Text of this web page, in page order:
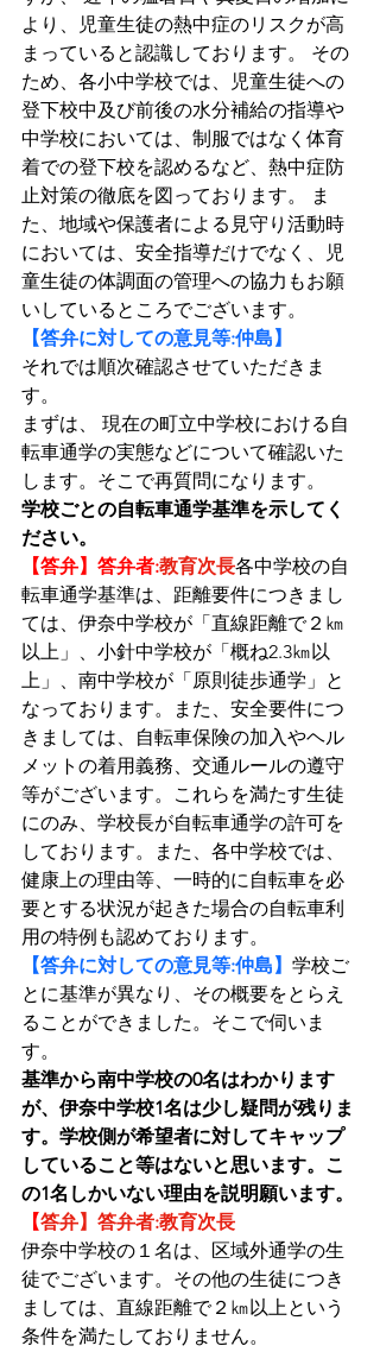
より、児童生徒の熱中症のリスクが高
まっていると認識しております。 その
ため、各小中学校では、児童生徒への
登下校中及び前後の水分補給の指導や
中学校においては、制服ではなく体育
着での登下校を認めるなど、熱中症防
止対策の徹底を図っております。 ま
た、地域や保護者による見守り活動時
においては、安全指導だけでなく、児
童生徒の体調面の管理への協力もお願
いしているところでございます。
【答弁に対しての意見等:仲島】
それでは順次確認させていただきま
す。
まずは、 現在の町立中学校における自
転車通学の実態などについて確認いた
します。そこで再質問になります。
学校ごとの自転車通学基準を示してく
ださい。
【答弁】答弁者:教育次長各中学校の自
転車通学基準は、距離要件につきまし
ては、伊奈中学校が「直線距離で２㎞
以上」、小針中学校が「概ね2.3㎞以
上」、南中学校が「原則徒歩通学」と
なっております。また、安全要件につ
きましては、自転車保険の加入やヘル
メットの着用義務、交通ルールの遵守
等がございます。これらを満たす生徒
にのみ、学校長が自転車通学の許可を
しております。また、各中学校では、
健康上の理由等、一時的に自転車を必
要とする状況が起きた場合の自転車利
用の特例も認めております。
【答弁に対しての意見等:仲島】 学校ご
とに基準が異なり、その概要をとらえ
ることができました。そこで伺いま
す。
基準から南中学校の0名はわかります
が、伊奈中学校1名は少し疑問が残りま
す。学校側が希望者に対してキャップ
していること等はないと思います。こ
の1名しかいない理由を説明願います。
【答弁】答弁者:教育次長
伊奈中学校の１名は、区域外通学の生
徒でございます。その他の生徒につき
ましては、直線距離で２㎞以上という
条件を満たしておりません。